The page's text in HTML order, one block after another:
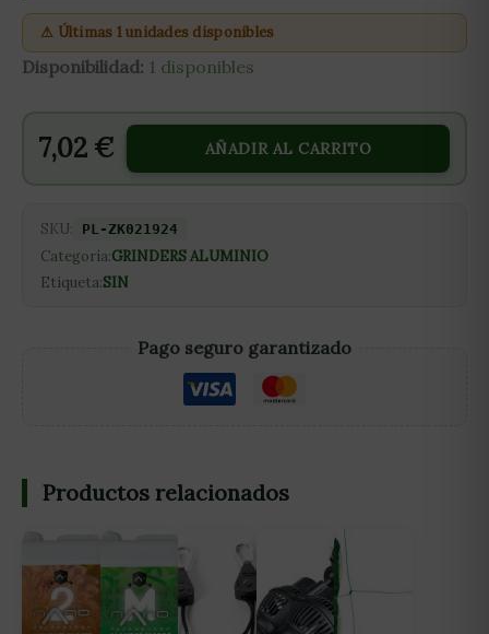
⚠ Últimas 1 unidades disponibles
Disponibilidad: 1 disponibles
7,02 € AÑADIR AL CARRITO
SKU: PL-ZK021924
Categoría:GRINDERS ALUMINIO
Etiqueta:SIN
Pago seguro garantizado
Productos relacionados